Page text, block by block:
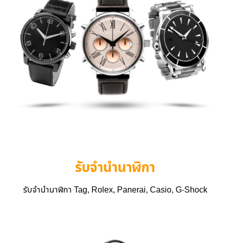
รับจำนำนาฬิกา
รับจำนำนาฬิกา Tag, Rolex, Panerai, Casio, G-Shock